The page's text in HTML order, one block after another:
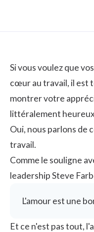
Si vous voulez que
cœur au travail, il est
montrer votre
littéralement
Oui, nous parlons de
travail.
Comme le souligne
leadership Steve
L'amour est une
Et ce n'est pas tout,